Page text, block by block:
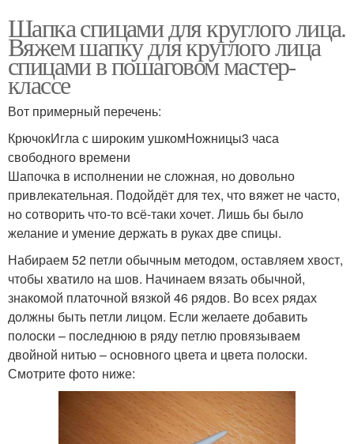
Шапка спицами для круглого лица.
Вяжем шапку для круглого лица
спицами в пошаговом мастер-
классе
Вот примерный перечень:
КрючокИгла с широким ушкомНожницы3 часа
свободного времени
Шапочка в исполнении не сложная, но довольно
привлекательная. Подойдёт для тех, что вяжет не часто,
но сотворить что-то всё-таки хочет. Лишь бы было
желание и умение держать в руках две спицы.
Набираем 52 петли обычным методом, оставляем хвост,
чтобы хватило на шов. Начинаем вязать обычной,
знакомой платочной вязкой 46 рядов. Во всех рядах
должны быть петли лицом. Если желаете добавить
полоски – последнюю в ряду петлю провязываем
двойной нитью – основного цвета и цвета полоски.
Смотрите фото ниже: